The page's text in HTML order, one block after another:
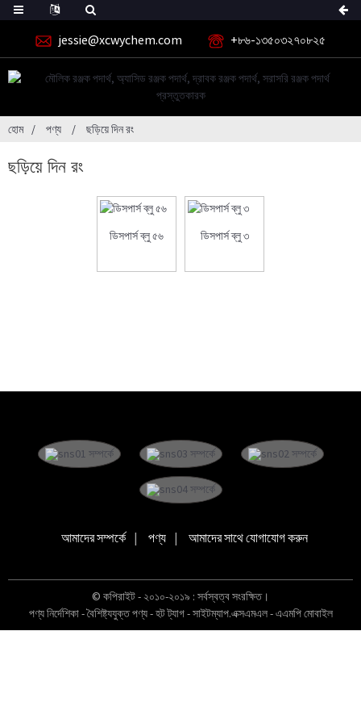
jessie@xcwychem.com +৮৬-১৩৫০৩২৭০৮২৫
হোম পণ্য ছড়িয়ে দিন রং
ছড়িয়ে দিন রং
ডিসপার্স ব্লু ৫৬ ডিসপার্স ব্লু ৩
আমাদের সম্পর্কে পণ্য আমাদের সাথে যোগাযোগ করুন
© কপিরাইট - ২০১০-২০১৯ : সর্বস্বত্ব সংরক্ষিত।
পণ্য নির্দেশিকা-বৈশিষ্ট্যযুক্ত পণ্য-হট ট্যাগ-সাইটম্যাপ.এক্সএমএল-এএমপি মোবাইল